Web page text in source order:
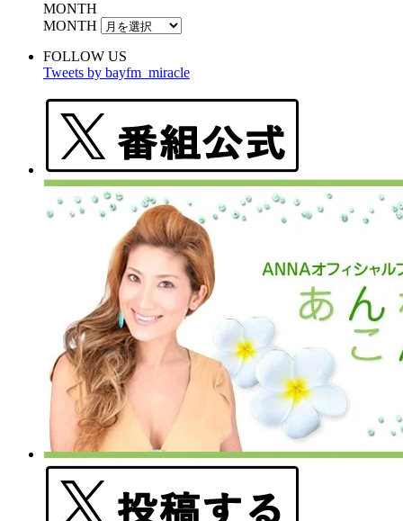
MONTH
MONTH
FOLLOW US
Tweets by bayfm_miracle